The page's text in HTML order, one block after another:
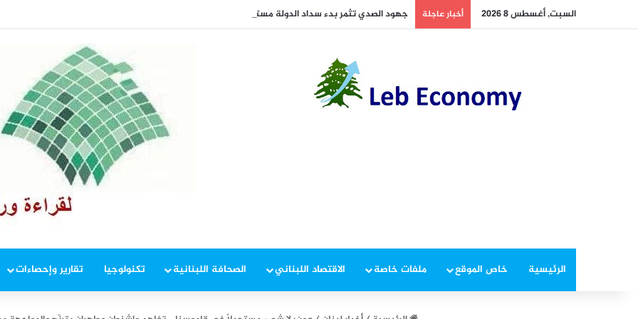
السبت, أغسطس 8 2026 أخبار عاجلة جهود الصدي تثمر بدء سداد الدولة مستحقات “الكهرباء”
الرئيسية خاص الموقع ملفات خاصة الاقتصاد اللبناني الصحافة اللبنانية تكنولوجيا تقارير وإحصاءات